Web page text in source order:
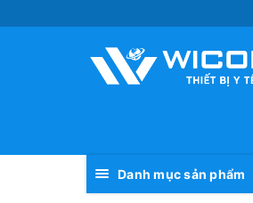
Danh mục sản phẩm